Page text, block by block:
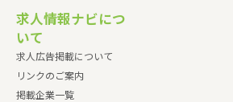
求人情報ナビにつ
いて
求人広告掲載について
リンクのご案内
掲載企業一覧